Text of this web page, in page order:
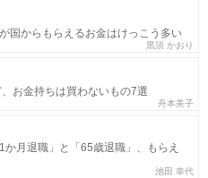
国からもらえるお金はけっこう多い
黒須 かおり
お金持ちは買わないもの7選
舟本美子
か月退職」と「65歳退職」、もらえ
池田 幸代